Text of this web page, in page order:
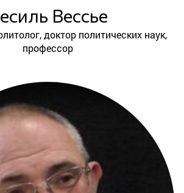
Сесиль Вессье
профессор